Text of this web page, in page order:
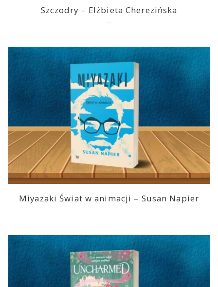
Szczodry – Elżbieta Cherezińska
Miyazaki Świat w animacji – Susan Napier